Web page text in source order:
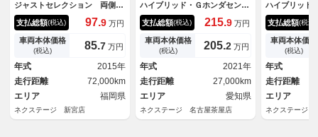
ジャストセレクション 両側電
動ドア 純正ナビ バックカメ
ラ 衝突軽減 禁煙車 ドラレ
コ スマートキー ＨＩＤヘッ
ド ビルトインＥＴＣ クルコ
ン 純正１６インチアルミ オ
ートライト オートエアコン
Ｂｌｕｅｔｏｏ
支払総額(税込) 97.9 万円
車両本体価格
(税込) 85.7 万円
年式
2015年
走行距離
72,000km
エリア
福岡県
ネクステージ 新宮店
ハイブリッド・Ｇホンダセンシ
ング 両側電動 純正９型ナ
ビ ＥＴＣ Ｃパケ Ｓパケ
バックカメラ レーダークルー
ズ シートヒーター サンシェ
ード ハーフレザー 純正１５
インチＡＷ ＬＥＤヘッドライ
ト
支払総額(税込) 215.9 万円
車両本体価格
(税込) 205.2 万円
年式
2021年
走行距離
27,000km
エリア
愛知県
ネクステージ 名古屋茶屋店
ハイブリッド
ラックスタイ
ビ バックカ
減システム
ーズ 両側
ハーフレザー
ーター スマ
ヘッド ＥＴ
チＡＷ 車線
支払総額(税込)
車両本体価格
(税込)
年式
走行距離
エリア
ネクステージ